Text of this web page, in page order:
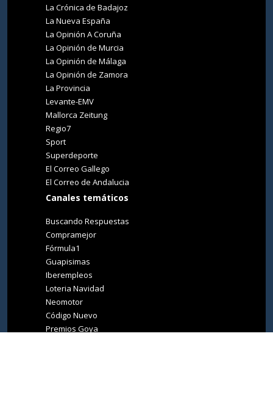
La Crónica de Badajoz
La Nueva España
La Opinión A Coruña
La Opinión de Murcia
La Opinión de Málaga
La Opinión de Zamora
La Provincia
Levante-EMV
Mallorca Zeitung
Regio7
Sport
Superdeporte
El Correo Gallego
El Correo de Andalucia
Canales temáticos
Buscando Respuestas
Compramejor
Fórmula1
Guapisimas
Iberempleos
Loteria Navidad
Neomotor
Código Nuevo
Premios Goya